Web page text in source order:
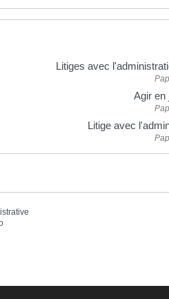
Litiges avec
Agir en
Litige avec